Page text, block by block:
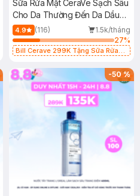
Sữa Rửa Mặt CeraVe Sạch Sâu
Cho Da Thường Đến Da Dầu
473ml
4.9 (116)
1.5k/tháng
27%
Bill Cerave 299K Tặng Sữa Rửa
-50%